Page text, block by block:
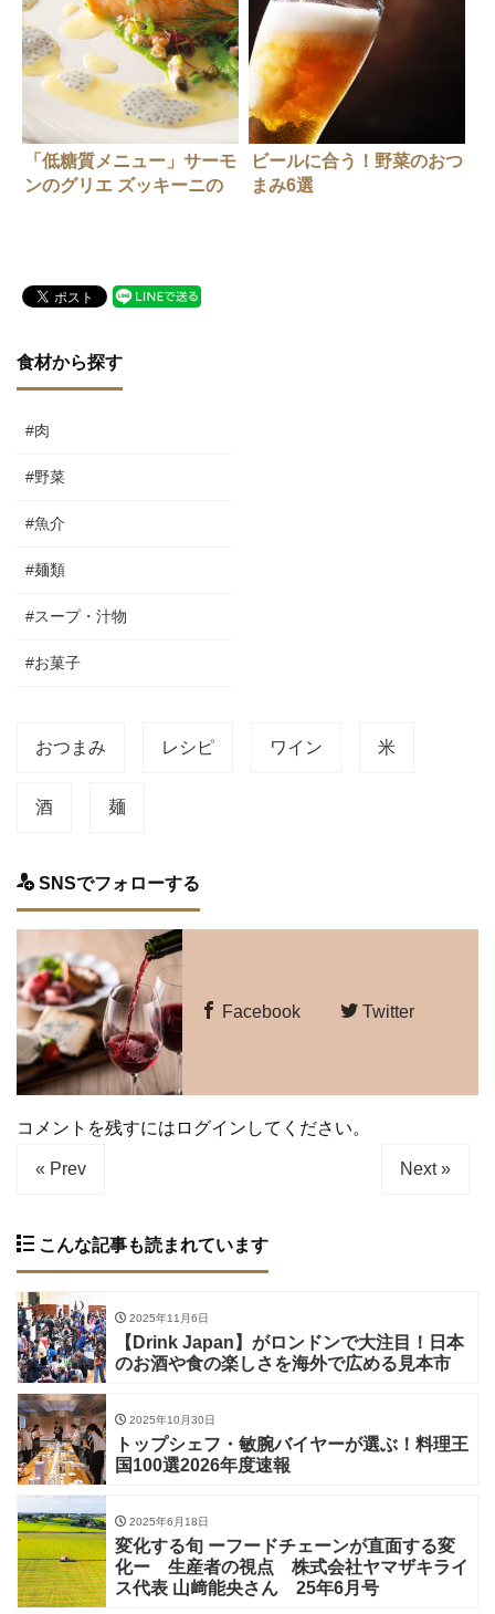
「低糖質メニュー」サーモ
ンのグリエ ズッキーニの
ビールに合う！野菜のおつ
まみ6選
食材から探す
#肉
#野菜
#魚介
#麺類
#スープ・汁物
#お菓子
おつまみ レシピ ワイン 米
酒 麺
SNSでフォローする
Facebook Twitter
コメントを残すにはログインしてください。
« Prev Next »
こんな記事も読まれています
2025年11月6日
【Drink Japan】がロンドンで大注目！日本
のお酒や食の楽しさを海外で広める見本市
2025年10月30日
トップシェフ・敏腕バイヤーが選ぶ！料理王
国100選2026年度速報
2025年6月18日
変化する旬 ーフードチェーンが直面する変
化ー 生産者の視点 株式会社ヤマザキライ
ス代表 山﨑能央さん 25年6月号